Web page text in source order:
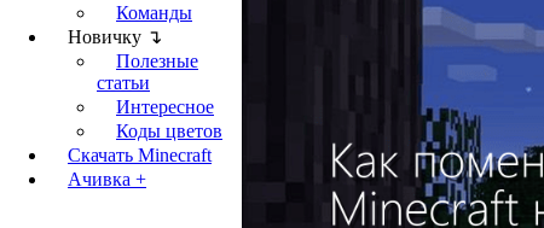
Команды
Новичку ↴
Полезные
статьи
Интересное
Коды цветов
Скачать Minecraft
Ачивка +